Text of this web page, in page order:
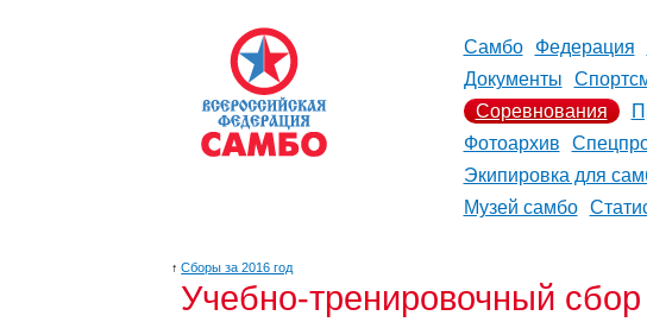
Самбо Федерация
Документы
Соревнования
Фотоархив
Экипировка для
Музей самбо
↑ Сборы за 2016 год
Учебно-тренировочный